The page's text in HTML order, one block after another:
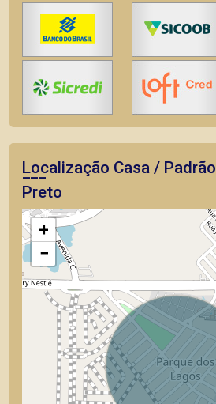
Localização Casa /
Preto
+
−